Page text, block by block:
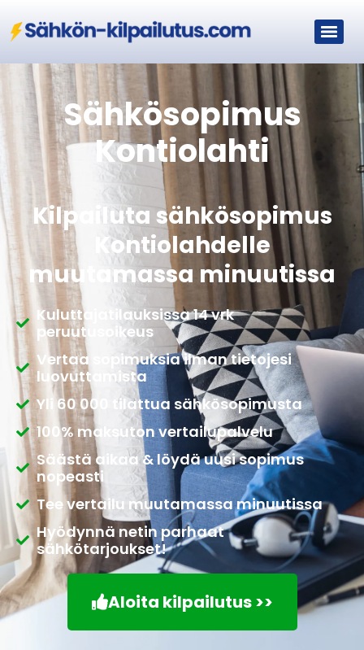
Sähkösopimus
Kontiolahti
Kilpailuta sähkösopimus
Kontiolahdelle
muutamassa minuutissa
Kuluttajatilauksissa 14 vrk
peruutusoikeus
Vertaa sopimuksia ilman tietojesi
luovuttamista
Yli 60 000 tilattua sähkösopimusta
100% maksuton vertailupalvelu
Säästä aikaa & löydä uusi sopimus
nopeasti
Tee vertailu muutamassa minuutissa
Hyödynnä netin parhaat
sähkötarjoukset!
Aloita kilpailutus >>